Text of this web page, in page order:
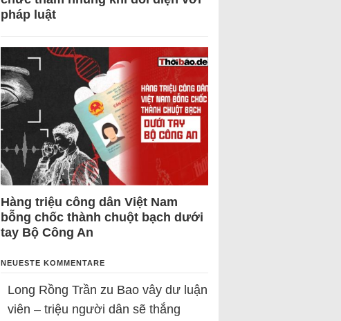
pháp luật
Hàng triệu công dân Việt Nam
bỗng chốc thành chuột bạch dưới
tay Bộ Công An
NEUESTE KOMMENTARE
Long Rồng Trần zu Bao vây dư luận
viên – triệu người dân sẽ thắng